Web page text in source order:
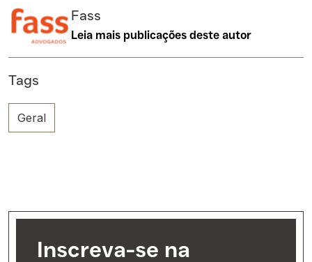
Fass
Leia mais publicações deste autor
Tags
Geral
Inscreva-se na